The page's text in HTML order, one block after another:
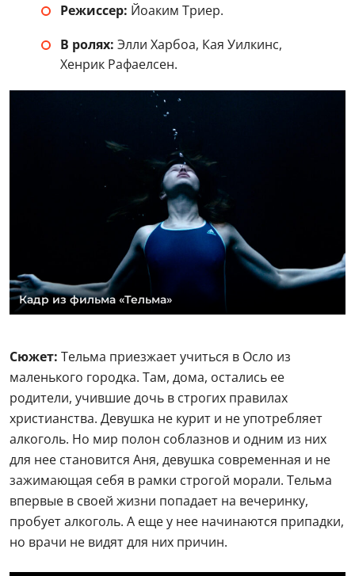
Режиссер: Йоаким Триер.
В ролях: Элли Харбоа, Кая Уилкинс,
Хенрик Рафаелсен.
Кадр из фильма «Тельма»
Сюжет: Тельма приезжает учиться в Осло из
маленького городка. Там, дома, остались ее
родители, учившие дочь в строгих правилах
христианства. Девушка не курит и не употребляет
алкоголь. Но мир полон соблазнов и одним из них
для нее становится Аня, девушка современная и не
зажимающая себя в рамки строгой морали. Тельма
впервые в своей жизни попадает на вечеринку,
пробует алкоголь. А еще у нее начинаются припадки,
но врачи не видят для них причин.